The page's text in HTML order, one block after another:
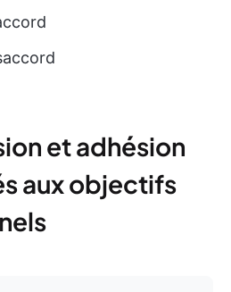
et adhésion
aux objectifs